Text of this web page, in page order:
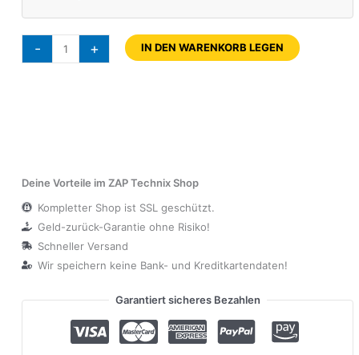
- + IN DEN WARENKORB LEGEN
Deine Vorteile im ZAP Technix Shop
Kompletter Shop ist SSL geschützt.
Geld-zurück-Garantie ohne Risiko!
Schneller Versand
Wir speichern keine Bank- und Kreditkartendaten!
Garantiert sicheres Bezahlen